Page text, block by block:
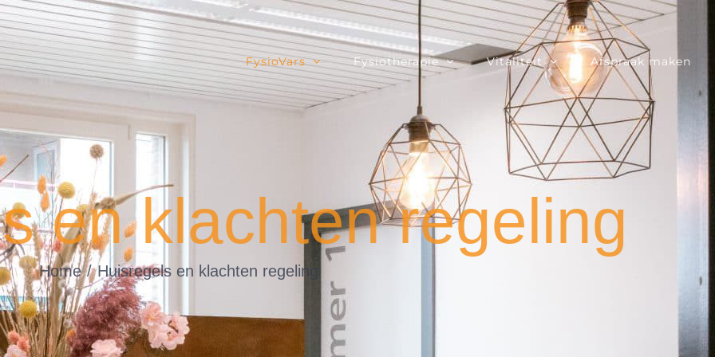
FysioVars Fysiotherapie Vitaliteit Afspraak maken
en klachten regeling
Home Huisregels en klachten regeling